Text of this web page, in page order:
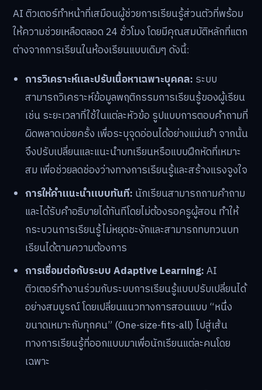
AI ติวเตอร์ทำหน้าที่เสมือนผู้ช่วยการเรียนรู้ส่วนตัวที่พร้อม
ให้ความช่วยเหลือตลอด 24 ชั่วโมง โดยมีคุณสมบัติหลักที่แตก
ต่างจากการเรียนในห้องเรียนแบบเดิมๆ ดังนี้:
การวิเคราะห์และปรับเนื้อหาเฉพาะบุคคล: ระบบ
สามารถวิเคราะห์ข้อมูลพฤติกรรมการเรียนรู้ของผู้เรียน
เช่น ระยะเวลาที่ใช้ในแต่ละหัวข้อ รูปแบบการตอบคำถามที่
ผิดพลาดบ่อยครั้ง เพื่อระบุจุดอ่อนได้อย่างแม่นยำ จากนั้น
จึงปรับเปลี่ยนและแนะนำบทเรียนหรือแบบฝึกหัดที่เหมาะ
สม เพื่อช่วยลดช่องว่างทางการเรียนรู้และสร้างแรงจูงใจ
การให้คำแนะนำแบบทันที: นักเรียนสามารถถามคำถาม
และได้รับคำอธิบายได้ทันทีโดยไม่ต้องรอครูผู้สอน ทำให้
กระบวนการเรียนรู้ไม่หยุดชะงักและสามารถทบทวนบท
เรียนได้ตามความต้องการ
การเชื่อมต่อกับระบบ Adaptive Learning:AI
ติวเตอร์ทำงานร่วมกับระบบการเรียนรู้แบบปรับเปลี่ยนได้
อย่างสมบูรณ์ โดยเปลี่ยนแนวทางการสอนแบบ “หนึ่ง
ขนาดเหมาะกับทุกคน” (One-size-fits-all) ไปสู่เส้น
ทางการเรียนรู้ที่ออกแบบมาเพื่อนักเรียนแต่ละคนโดย
เฉพาะ